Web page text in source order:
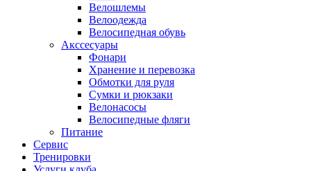
Велошлемы
Велоодежда
Велосипедная обувь
Акссесуары
Фонари
Хранение и перевозка
Обмотки для руля
Сумки и рюкзаки
Велонасосы
Велосипедные фляги
Питание
Сервис
Тренировки